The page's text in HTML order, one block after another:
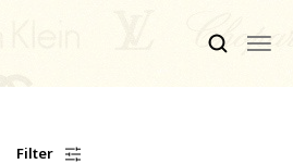
Filter